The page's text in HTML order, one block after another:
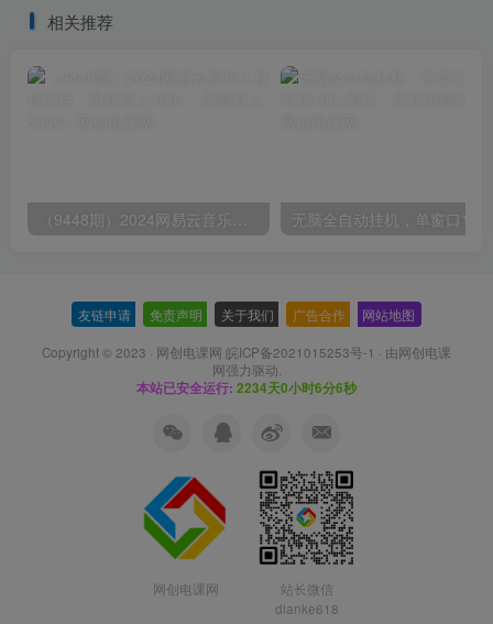
相关推荐
友链申请 免责声明 关于我们 广告合作 网站地图
Copyright © 2023 · 网创电课网 皖ICP备2021015253号-1 · 由网创电课
网强力驱动.
本站已安全运行: 2234天0小时6分7秒
网创电课网
站长微信
dianke618